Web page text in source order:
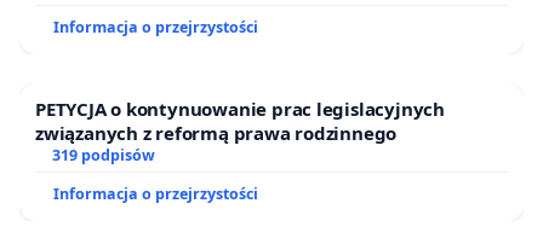
Informacja o przejrzystości
PETYCJA o kontynuowanie prac legislacyjnych
związanych z reformą prawa rodzinnego
319 podpisów
Informacja o przejrzystości